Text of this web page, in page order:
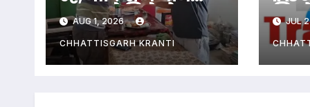
छलकाते मिले दो
शिक्षक
AUG 1, 2026
CHHATTISGARH KRANTI
JUL